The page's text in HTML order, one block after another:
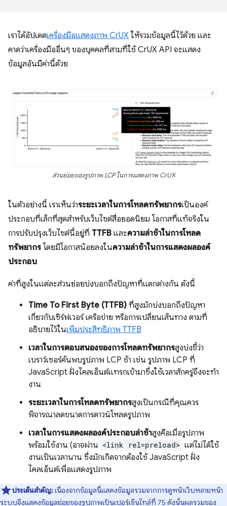
เราได้อัปเดตเครื่องมือแสดงภาพ CrUX ให้รวมข้อมูลนี้ไว้ด้วย และ
คาดว่าเครื่องมืออื่นๆ ของบุคคลที่สามที่ใช้ CrUX API จะแสดง
ข้อมูลอันมีค่านี้ด้วย
ส่วนย่อยของรูปภาพ LCP ในการแสดงภาพ CrUX
ในตัวอย่างนี้ เราเห็นว่าระยะเวลาในการโหลดทรัพยากรเป็นองค์
ประกอบที่เล็กที่สุดสําหรับเว็บไซต์สื่อยอดนิยม โอกาสที่แท้จริงใน
การปรับปรุงเว็บไซต์นี้อยู่ที่ TTFB และความล่าช้าในการโหลด
ทรัพยากร โดยมีโอกาสน้อยลงในความล่าช้าในการแสดงผลองค์
ประกอบ
ค่าที่สูงในแต่ละส่วนย่อยบ่งบอกถึงปัญหาที่แตกต่างกัน ดังนี้
Time To First Byte (TTFB) ที่สูงมักบ่งบอกถึงปัญหา
เกี่ยวกับเซิร์ฟเวอร์ เครือข่าย หรือการเปลี่ยนเส้นทาง ตามที่
อธิบายไว้ในเพิ่มประสิทธิภาพ TTFB
เวลาในการตอบสนองของการโหลดทรัพยากรสูงบ่งชี้ว่า
เบราว์เซอร์ค้นพบรูปภาพ LCP ช้า เช่น รูปภาพ LCP ที่
JavaScript ฝั่งไคลเอ็นต์แทรกเข้ามาซึ่งใช้เวลาสักครู่จึงจะทํา
งาน
ระยะเวลาในการโหลดทรัพยากรสูงเป็นกรณีที่คุณควร
พิจารณาลดขนาดการดาวน์โหลดรูปภาพ
เวลาในการแสดงผลองค์ประกอบล่าช้าสูงคือเมื่อรูปภาพ
พร้อมใช้งาน (อาจผ่าน <link rel=preload> แต่ไม่ได้ใช้
งานเป็นเวลานาน ซึ่งมักเกิดจากต้องใช้ JavaScript ฝั่ง
ไคลเอ็นต์เพื่อแสดงรูปภาพ
ประเด็นสำคัญ:เนื่องจากข้อมูลนี้แสดงข้อมูลรวมจากการดูหน้าเว็บหลายหน้า
ระบบจึงแสดงข้อมูลย่อยของรูปภาพเป็นเปอร์เซ็นไทล์ที่ 75 ดังนั้นผลรวมของ